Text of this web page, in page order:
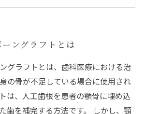
ングラフトとは
グラフトとは、歯科医療における治
の骨が不足している場合に使用され
は、人工歯根を患者の顎骨に埋め込
歯を補完する方法です。 しかし、顎